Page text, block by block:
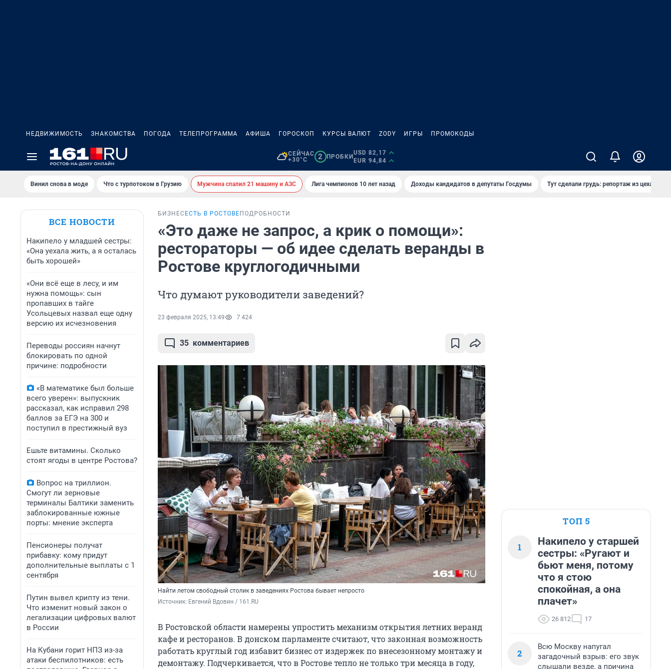
НЕДВИЖИМОСТЬ ЗНАКОМСТВА ПОГОДА ТЕЛЕПРОГРАММА АФИША ГОРОСКОП КУРСЫ ВАЛЮТ ZODY ИГРЫ ПРОМОКОДЫ
СЕЙЧАС
+30°C
2 ПРОБКИ
USD 82,17
EUR 94,84
Винил снова в моде Что с турпотоком в Грузию Мужчина спалил 21 машину и АЗС Лига чемпионов 10 лет назад Доходы кандидатов в депутаты Госдумы Тут сделали грудь: репортаж из цеха
ВСЕ НОВОСТИ
Накипело у младшей сестры:
«Она уехала жить, а я осталась
быть хорошей»
«Они всё еще в лесу, и им
нужна помощь»: сын
пропавших в тайге
Усольцевых назвал еще одну
версию их исчезновения
Переводы россиян начнут
блокировать по одной
причине: подробности
«В математике был больше
всего уверен»: выпускник
рассказал, как исправил 298
баллов за ЕГЭ на 300 и
поступил в престижный вуз
Ешьте витамины. Сколько
стоят ягоды в центре Ростова?
Вопрос на триллион.
Смогут ли зерновые
терминалы Балтики заменить
заблокированные южные
порты: мнение эксперта
Пенсионеры получат
прибавку: кому придут
дополнительные выплаты с 1
сентября
Путин вывел крипту из тени.
Что изменит новый закон о
легализации цифровых валют
в России
На Кубани горит НПЗ из-за
атаки беспилотников: есть
БИЗНЕС ЕСТЬ В РОСТОВЕ ПОДРОБНОСТИ
«Это даже не запрос, а крик о помощи»:
рестораторы — об идее сделать веранды в
Ростове круглогодичными
Что думают руководители заведений?
23 февраля 2025, 13:49 7 424
35 комментариев
Найти летом свободный столик в заведениях Ростова бывает непросто
Источник: Евгений Вдовин / 161.RU
В Ростовской области намерены упростить механизм открытия летних веранд
кафе и ресторанов. В донском парламенте считают, что законная возможность
работать круглый год избавит бизнес от издержек по внесезонному монтажу и
демонтажу. Подчеркивается, что в Ростове тепло не только три месяца в году,
ТОП 5
1
Накипело у старшей
сестры: «Ругают и
бьют меня, потому
что я стою
спокойная, а она
плачет»
26 812 17
2
Всю Москву напугал
загадочный взрыв: его звук
слышали везде, а причина